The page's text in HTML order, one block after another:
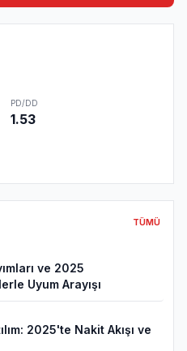
PD/DD
1.53
TÜMÜ
ve 2025
Uyum Arayışı
2025'te Nakit Akışı ve